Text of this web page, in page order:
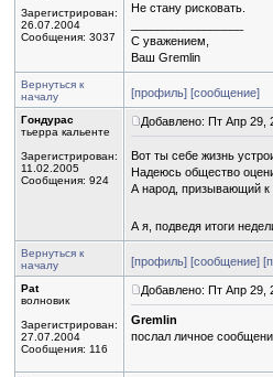
Зарегистрирован:
26.07.2004
Сообщения: 3037
Не стану рисковать.
С уважением,
Ваш Gremlin
Вернуться к
началу
[профиль] [сообщение]
Гондурас
тьерра кальенте
Зарегистрирован:
11.02.2005
Сообщения: 924
Добавлено: Пт Апр 29,
Вот ты себе жизнь
Надеюсь общество
А народ, призывающий к
А я, подведя итоги
Вернуться к
началу
[профиль] [сообщение]
Pat
волновик
Зарегистрирован:
27.07.2004
Сообщения: 116
Добавлено: Пт Апр 29,
Gremlin
послал личное